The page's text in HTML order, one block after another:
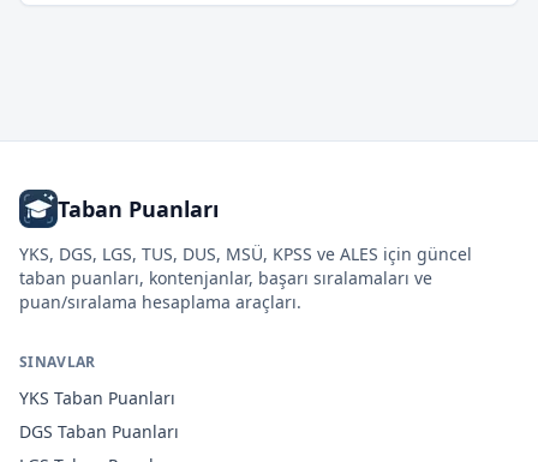
Taban Puanları
YKS, DGS, LGS, TUS, DUS, MSÜ, KPSS ve ALES için güncel
taban puanları, kontenjanlar, başarı sıralamaları ve
puan/sıralama hesaplama araçları.
SINAVLAR
YKS Taban Puanları
DGS Taban Puanları